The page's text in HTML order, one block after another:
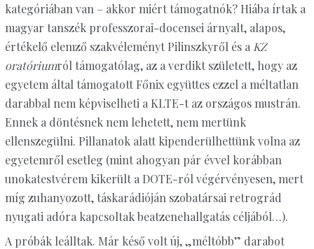
kategóriában van – akkor miért támogatnók? Hiába írtak a
magyar tanszék professzorai-docensei árnyalt, alapos,
értékelő elemző szakvéleményt Pilinszkyről és a KZ
oratóriumról támogatólag, az a verdikt született, hogy az
egyetem által támogatott Főnix együttes ezzel a méltatlan
darabbal nem képviselheti a KLTE-t az országos mustrán.
Ennek a döntésnek nem lehetett, nem mertünk
ellenszegülni. Pillanatok alatt kipenderülhettünk volna az
egyetemről esetleg (mint ahogyan pár évvel korábban
unokatestvérem kikerült a DOTE-ról végérvényesen, mert
míg zuhanyozott, táskarádióján szobatársai retrográd
nyugati adóra kapcsoltak beatzenehallgatás céljából…).
A próbák leálltak. Már késő volt új, „méltóbb” darabot